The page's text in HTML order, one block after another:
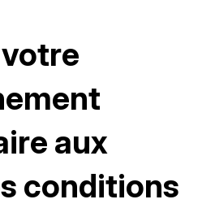
aux
conditions